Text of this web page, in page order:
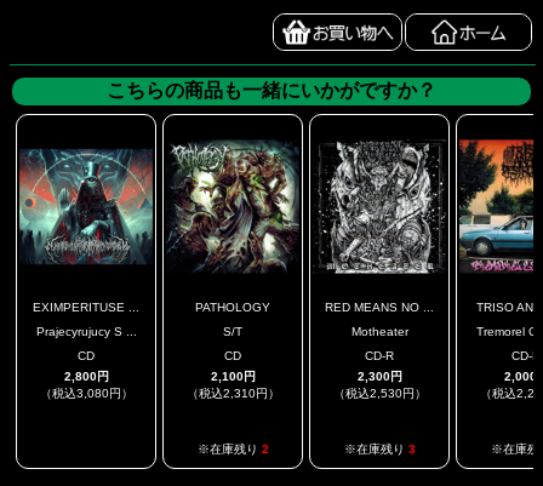
こちらの商品も一緒にいかがですか？
EXIMPERITUSE ...
Prajecyrujucy S ...
CD
2,800円
（税込3,080円）
PATHOLOGY
S/T
CD
2,100円
（税込2,310円）
※在庫残り 2
RED MEANS NO ...
Motheater
CD-R
2,300円
（税込2,530円）
※在庫残り 3
TRISO
Tremorel
CD-R
2,000
（税込
※在庫残